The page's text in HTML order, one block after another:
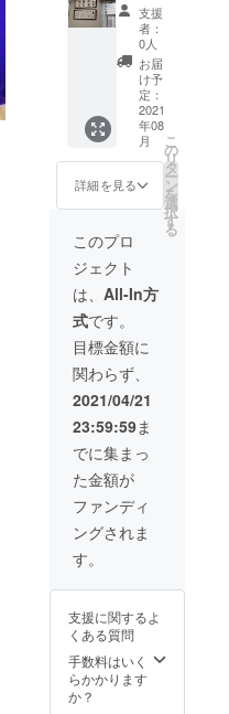
じま
す。
＋リ
レー
ション
適正診
たのだ
けの完
全オリ
ジナル
書を作
成いた
しま
す。 丁
寧にヒ
アリン
グした
上で、
書かせ
て頂き
ます。
対応サ
イズ ・
半切サ
イズ ・
Ｆ１０
パネル
・半切
１／２
サイズ
を２作
品 ※額
レー
適正診
断につ
いて 自
分の属
するタ
支援
者：
0人
お届
け予
定：
2021
年08
月
詳細を見る
こ
の
リ
タ
ー
ン
を
選
択
す
る
このプロ
ジェクト
は、 All-In方
式です。
目標金額に
関わらず、
2021/04/21
23:59:59ま
でに集まっ
た金額が
ファンディ
ングされま
す。
支援に関するよ
くある質問
手数料はいく
らかかります
か？